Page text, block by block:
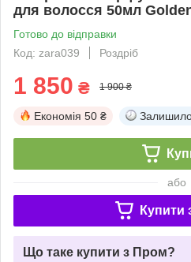
для волосся 50мл
Готово до відправки
Код: zara039
Роздріб
1 850 ₴ 1 900 ₴
Економія 50 ₴
або
Купити
Що таке купити з Пром?